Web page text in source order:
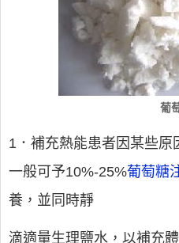
葡
1．補充熱能患者因某些原
一般可予10%-25%葡萄糖
養，並同時靜
滴適量生理鹽水，以補充